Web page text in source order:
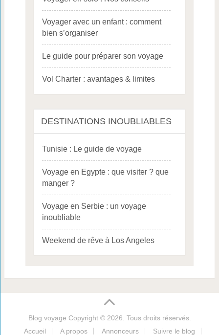
Voyager avec un enfant : comment
bien s’organiser
Le guide pour préparer son voyage
Vol Charter : avantages & limites
DESTINATIONS INOUBLIABLES
Tunisie : Le guide de voyage
Voyage en Egypte : que visiter ? que
manger ?
Voyage en Serbie : un voyage
inoubliable
Weekend de rêve à Los Angeles
Blog voyage Copyright © 2026. Tous droits réservés.
Accueil
A propos Annonceurs Suivre le blog